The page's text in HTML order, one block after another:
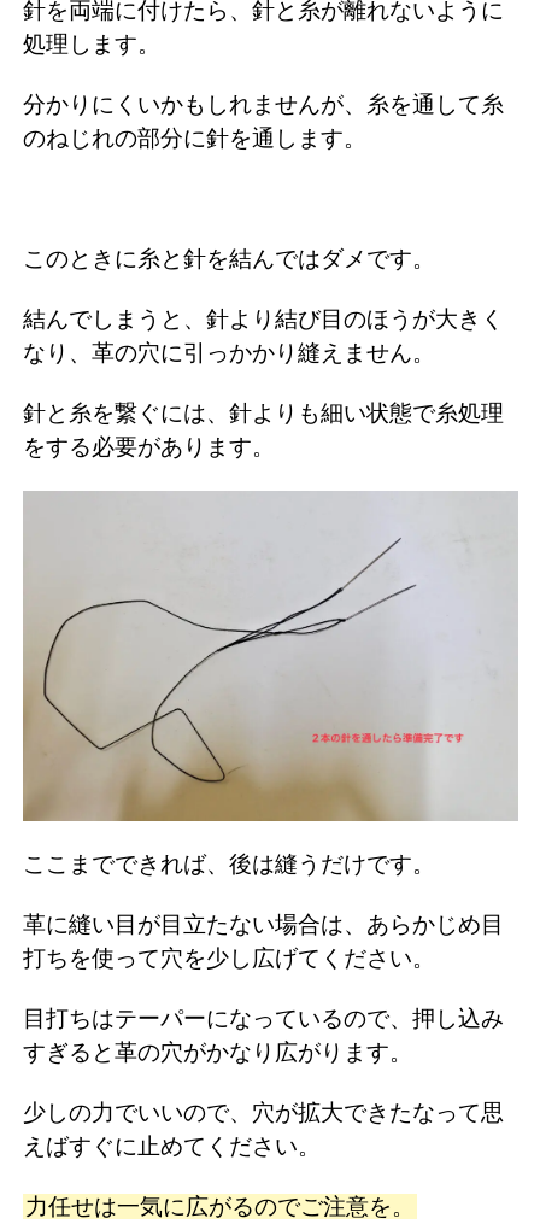
針を両端に付けたら、針と糸が離れないように
処理します。
分かりにくいかもしれませんが、糸を通して糸
のねじれの部分に針を通します。
このときに糸と針を結んではダメです。
結んでしまうと、針より結び目のほうが大きく
なり、革の穴に引っかかり縫えません。
針と糸を繋ぐには、針よりも細い状態で糸処理
をする必要があります。
ここまでできれば、後は縫うだけです。
革に縫い目が目立たない場合は、あらかじめ目
打ちを使って穴を少し広げてください。
目打ちはテーパーになっているので、押し込み
すぎると革の穴がかなり広がります。
少しの力でいいので、穴が拡大できたなって思
えばすぐに止めてください。
力任せは一気に広がるのでご注意を。